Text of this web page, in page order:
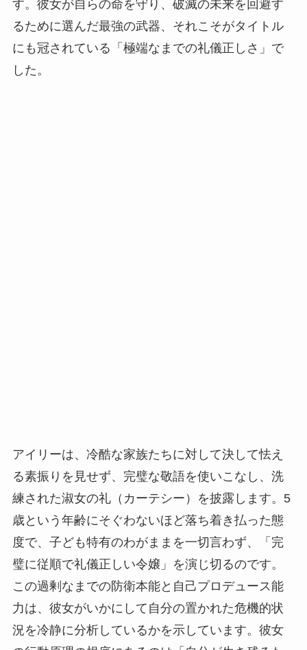
す。彼女が自らの命を守り、破滅の未来を回避す
るために選んだ最強の武器、それこそがタイトル
にも冠されている「極端なまでの礼儀正しさ」で
した。
アイリーは、冷酷な家族たちに対して決して怯え
る素振りを見せず、完璧な敬語を使いこなし、洗
練された淑女の礼（カーテシー）を披露します。5
歳という年齢にそぐわないほど落ち着き払った態
度で、子ども特有のわがままを一切言わず、「完
璧に従順で礼儀正しい令嬢」を演じ切るのです。
この過剰なまでの防衛本能と自己プロデュース能
力は、彼女がいかにして自分の置かれた危機的状
況を冷静に分析しているかを示しています。彼女